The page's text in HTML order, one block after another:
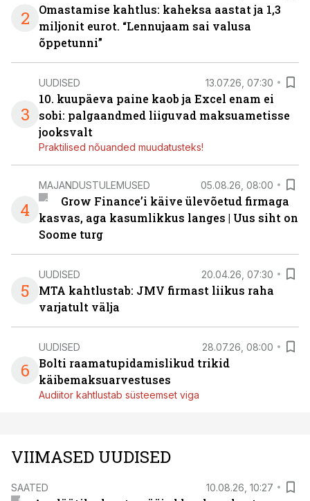
2
Omastamise kahtlus: kaheksa aastat ja 1,3
miljonit eurot. “Lennujaam sai valusa
õppetunni”
3
UUDISED 13.07.26, 07:30
10. kuupäeva paine kaob ja Excel enam ei
sobi: palgaandmed liiguvad maksuametisse
jooksvalt
Praktilised nõuanded muudatusteks!
4
MAJANDUSTULEMUSED 05.08.26, 08:00
Grow Finance’i käive ülevõetud firmaga
kasvas, aga kasumlikkus langes | Uus siht on
Soome turg
5
UUDISED 20.04.26, 07:30
MTA kahtlustab: JMV firmast liikus raha
varjatult välja
6
UUDISED 28.07.26, 08:00
Bolti raamatupidamislikud trikid
käibemaksuarvestuses
Audiitor kahtlustab süsteemset viga
VIIMASED UUDISED
SAATED 10.08.26, 10:27